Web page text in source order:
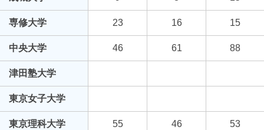
専修大学 23 16 15
中央大学 46 61 88
津田塾大学
東京女子大学
東京理科大学 55 46 53